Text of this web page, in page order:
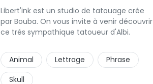
Libert'ink est un studio de tatouage crée
par Bouba. On vous invite à venir découvrir
ce trés sympathique tatoueur d'Albi.
Animal Lettrage
Phrase
Skull